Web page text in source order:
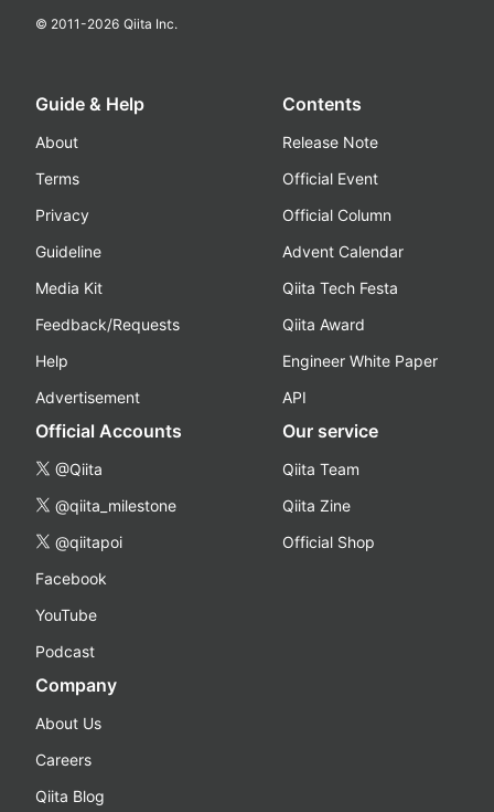
© 2011-2026 Qiita Inc.
Guide & Help
About
Terms
Privacy
Guideline
Media Kit
Feedback/Requests
Help
Advertisement
Contents
Release Note
Official Event
Official Column
Advent Calendar
Qiita Tech Festa
Qiita Award
Engineer White Paper
API
Official Accounts
@Qiita
@qiita_milestone
@qiitapoi
Facebook
YouTube
Podcast
Our service
Qiita Team
Qiita Zine
Official Shop
Company
About Us
Careers
Qiita Blog